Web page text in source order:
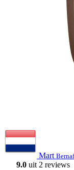
Mart
9.0 uit 2 reviews